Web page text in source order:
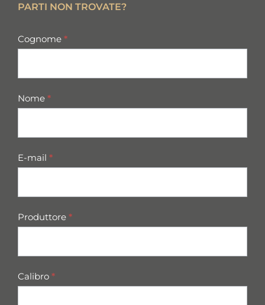
PARTI NON TROVATE?
missing
Cognome *
Nome *
E-mail *
Produttore *
Calibro *